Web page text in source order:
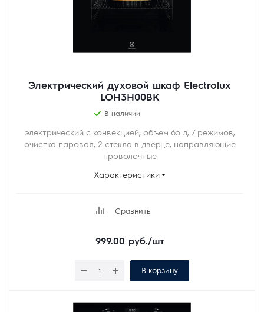
Электрический духовой шкаф Electrolux
LOH3H00BK
В наличии
электрический с конвекцией, объем 65 л, 7 режимов,
очистка паровая, 2 стекла в дверце, направляющие
проволочные
Характеристики
Сравнить
999.00 руб./шт
В корзину